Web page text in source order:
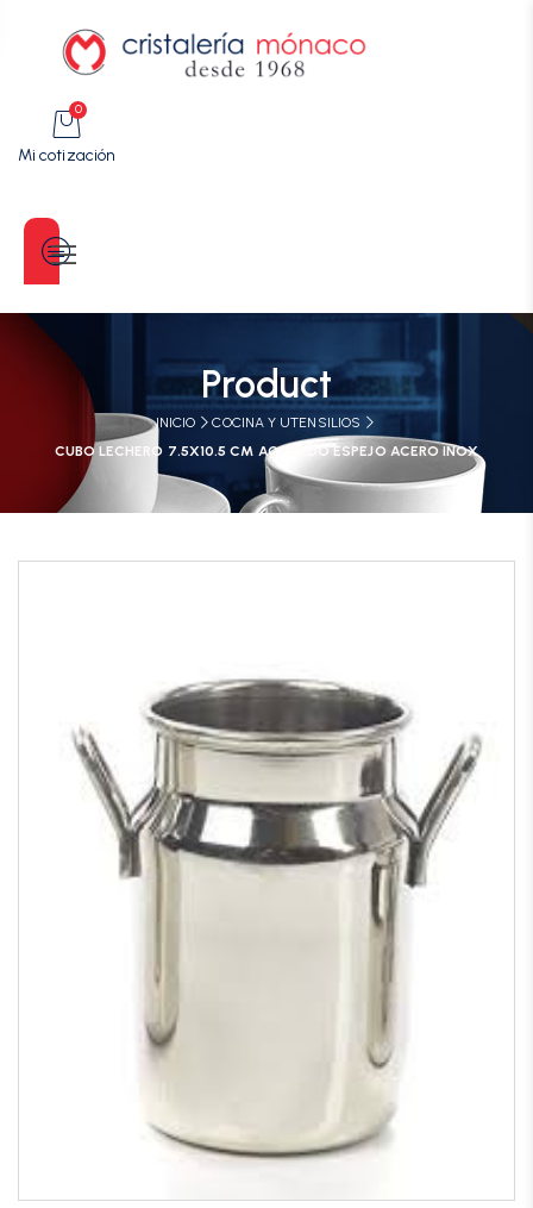
0
Mi cotización
Categorías
Product
INICIO
COCINA Y UTENSILIOS
CUBO LECHERO 7.5X10.5 CM ACABADO ESPEJO ACERO INOX